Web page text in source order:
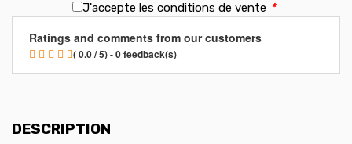
J'accepte les conditions de vente *
Ratings and comments from our customers
( 0.0 / 5) - 0 feedback(s)
DESCRIPTION